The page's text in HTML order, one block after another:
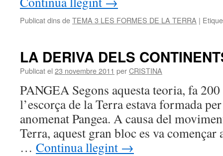
Publicat dins deTEMA 3 LES FORMES DE LA TERRA |
LA DERIVA DELS
Publicat el 23 novembre 2011 perCRISTINA
PANGEA Segons aquesta teoria, fa
l’escorça de la Terra estava formada
anomenat Pangea. A causa del
Terra, aquest gran bloc es va començar
… Continua llegint →